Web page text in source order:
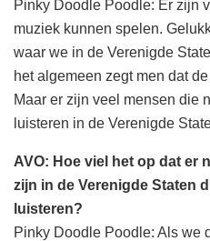
Pinky Doodle Poodle: Er zijn
muziek kunnen spelen.
waar we in de Verenigde
het algemeen zegt men dat
Maar er zijn veel mensen die
luisteren in de Verenigde
AVO: Hoe viel het op dat er
zijn in de Verenigde Staten
luisteren?
Pinky Doodle Poodle: Als we